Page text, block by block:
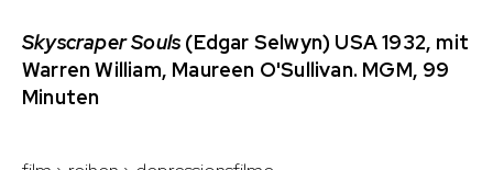
Skyscraper Souls (Edgar Selwyn) USA 1932, mit
Warren William, Maureen O'Sullivan. MGM, 99
Minuten